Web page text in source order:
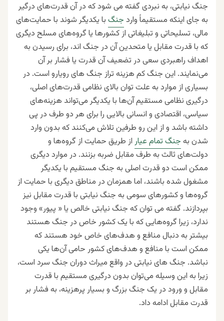
جنگ نیابتی، به نبردی گفته می شود که در آن قدرت‌های درگیر
به جای اینکه مستقیماً وارد جنگ با یکدیگر شوند با حمایت‌های
مالی، تسلیحاتی و تبلیغاتی از کشورها یا گروه‌های مسلح دیگری
که با قدرت مقابل یا متحدین آن در جنگ اند، برای رسیدن به
اهداف راهبردی سعی در تضعیف آن قدرت یا فشار بر آن
می‌نمایند. این جنگ کم هزینه تراز جنگ های رویارو است. در
بسیاری از موارد به علت توان بالای نظامی قدرت‌های اصلی،
درگیری نظامی مستقیم آن‌ها با یکدیگر می‌تواند هزینه‌های
سیاسی، اقتصادی و انسانی بالایی را برای هر دو طرف در پی
داشته باشد و از این رو طرفین تلاش می‌کنند که بدون وارد
شدن به جنگ تمام عیار از طریق حمایت از گروه‌ها و
دولت‌های ثالث به طرف مقابل ضربه بزنند. در موارد دیگری
ممکن است دو قدرت اصلی به جنگ مستقیم با یکدیگر
مشغول شده باشند، اما همزمان در مناطق دیگری با حمایت از
گروه‌ها و کشورهای سومی به جنگ نیابتی با قدرت مقابل نیز
بپردازند. گفته می توان که جنگ نیابتی خالص یا « پیور» وجود
ندارد، زیرا گروه‌هایی که با یک کشور خاص در جنگ هستند
بیشتر به دنبال منافع و هدف‌های خاص خود هستند که
ممکن است با منافع و هدف‌های کشور حامی آن‌ها یکی
نباشد. جنگ های نیابتی در واقع میراث دوران جنگ سرد است،
زیرا به این وسیله می‌توان بدون درگیری مستقیم با قدرت
مقابل و ورود در یک جنگ بزرگ و بسیار پرهزینه، به فشار بر
قدرت مقابل ادامه داد.